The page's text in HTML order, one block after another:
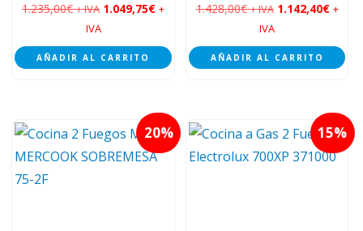
1.235,00€ + IVA 1.049,75€ +
IVA
AÑADIR AL CARRITO
1.428,00€ + IVA 1.142,40€ +
IVA
AÑADIR AL CARRITO
20 15